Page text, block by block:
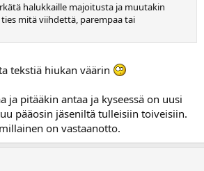
halukkaille majoitusta ja muutakin
mitä viihdettä, parempaa tai
tekstiä hiukan väärin
ja pitääkin antaa ja kyseessä on uusi
pääosin jäseniltä tulleisiin toiveisiin.
on vastaanotto.